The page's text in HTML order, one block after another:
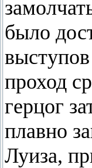
было
проход
герцог
плавно
Луиза,